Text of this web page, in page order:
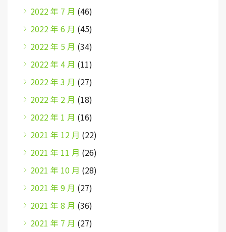
2022 年 7 月 (46)
2022 年 6 月 (45)
2022 年 5 月 (34)
2022 年 4 月 (11)
2022 年 3 月 (27)
2022 年 2 月 (18)
2022 年 1 月 (16)
2021 年 12 月 (22)
2021 年 11 月 (26)
2021 年 10 月 (28)
2021 年 9 月 (27)
2021 年 8 月 (36)
2021 年 7 月 (27)